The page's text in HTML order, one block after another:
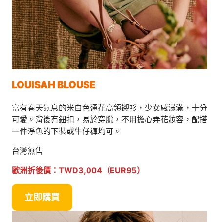
LOUISAH BLOUSE
富有春天氣息的米白色通花高領襯衫，少女感滿滿，十分
可愛。背後有鈕扣，易於穿脫，不用擔心弄花妝容，配搭
一件淨色的下裝或牛仔褲均可。
台灣無售
歐洲折後價：TWD3,004（EUR95）
立即購買